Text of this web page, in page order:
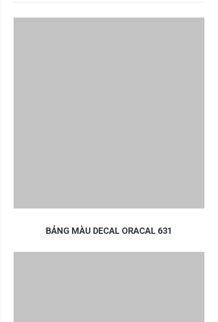
BẢNG MÀU DECAL ORACAL 631